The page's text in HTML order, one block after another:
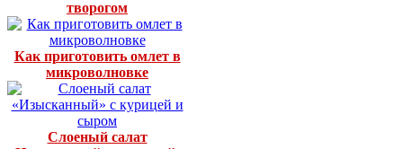
творогом
Как приготовить омлет в
микроволновке
Слоеный салат